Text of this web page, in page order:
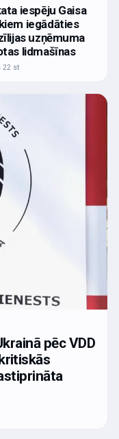
iespēju Gaisa
iegādāties
uzņēmuma
lidmašīnas
22 st
pēc VDD